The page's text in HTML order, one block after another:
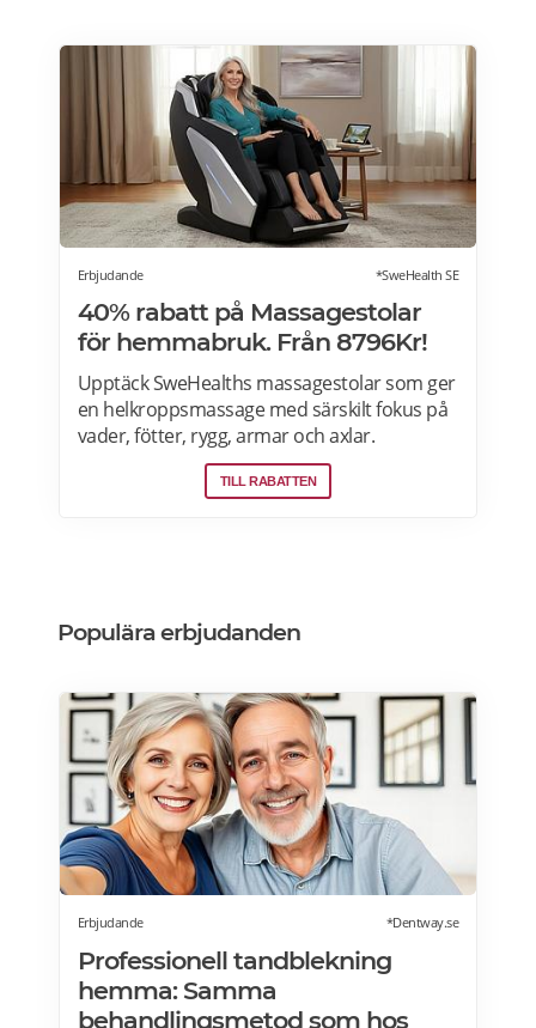
Erbjudande *SweHealth SE
40% rabatt på Massagestolar
för hemmabruk. Från 8796Kr!
Upptäck SweHealths massagestolar som ger
en helkroppsmassage med särskilt fokus på
vader, fötter, rygg, armar och axlar.
Fördelarna med att använda en massagestol
inkluderar: förbättra blodcirkulationen,
från 8796Kr. Läs mer om massagestolar på
SweHealth.se>>>
TILL RABATTEN
Populära erbjudanden
Erbjudande *Dentway.se
Professionell tandblekning
hemma: Samma
behandlingsmetod som hos